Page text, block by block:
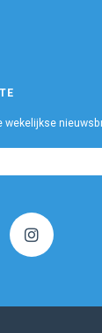
wekelijkse